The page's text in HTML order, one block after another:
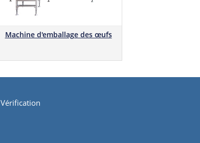
Machine d'emballage des œufs
Vérification